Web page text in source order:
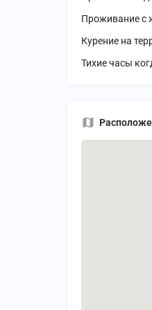
Проживание с
Курение на
Тихие часы